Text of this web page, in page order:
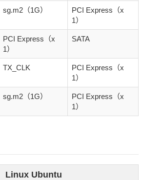
sg.m2（1G）
PCI Express（x
1）
PCI Express（x
1）
SATA
TX_CLK
PCI Express（x
1）
sg.m2（1G）
PCI Express（x
1）
Linux Ubuntu